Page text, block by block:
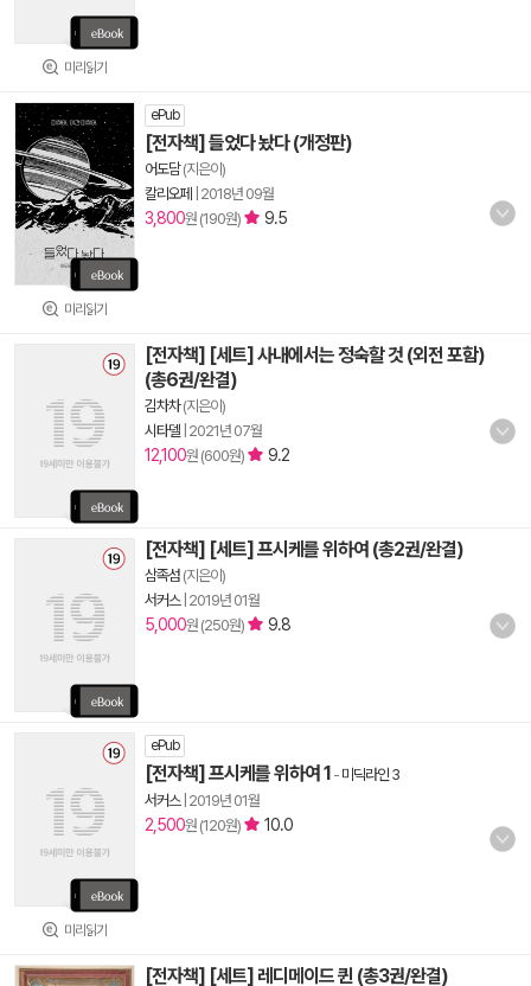
미리읽기
미리읽기
ePub
[전자책] 들었다 놨다 (개정판)
어도담(지은이)
칼리오페
2018년 09월
3,800원 (190원) 9.5
[전자책] [세트] 사내에서는 정숙할 것 (외전 포함)
(총6권/완결)
김차차(지은이)
시타델 2021년 07월
12,100원 (600원) 9.2
[전자책] [세트] 프시케를 위하여 (총2권/완결)
삼족섬 (지은이)
서커스| 2019년 01월
5,000원 (250원) 9.8
미리읽기
ePub
[전자책] 프시케를 위하여 1 - 미딕라인 3
서커스| 2019년 01월
2,500원 (120원) 10.0
[전자책] [세트] 레디메이드 퀸 (총3권/완결)